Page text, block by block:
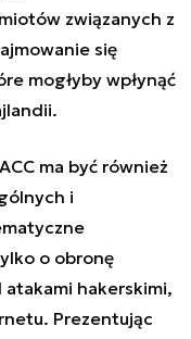
związanych z
się
mogłyby wpłynąć
ma być również
i
o obronę
hakerskimi,
Prezentując